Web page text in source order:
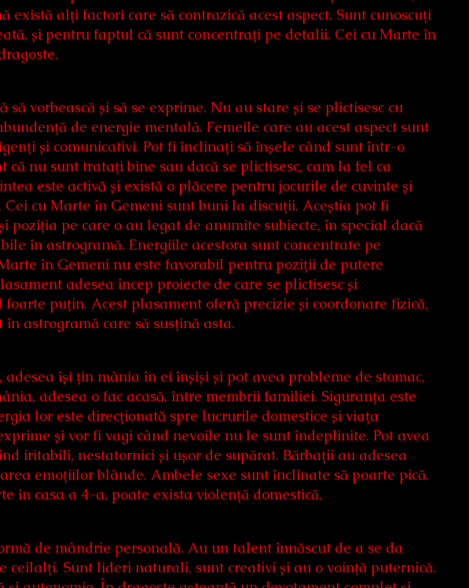
există alți factori care să contrazică acest aspect. Sunt cunoscuți
și pentru faptul că sunt concentrați pe detalii. Cei cu Marte în
să vorbească și să se exprime. Nu au stare și se plictisesc cu
de energie mentală. Femeile care au acest aspect sunt
și comunicativi. Pot fi înclinați să înșele când sunt într-o
că nu sunt tratați bine sau dacă se plictisesc, cam la fel ca
este activă și există o plăcere pentru jocurile de cuvinte și
cu Marte în Gemeni sunt buni la discuții. Aceștia pot fi
poziția pe care o au legat de anumite subiecte, în special dacă
în astrogramă. Energiile acestora sunt concentrate pe
în Gemeni nu este favorabil pentru poziții de putere
adesea încep proiecte de care se plictisesc și
puțin. Acest plasament oferă precizie și coordonare fizică,
astrogramă care să susțină asta.
își țin mânia în ei înșiși și pot avea probleme de stomac,
adesea o fac acasă, între membrii familiei. Siguranța este
lor este direcționată spre lucrurile domestice și viața
și vor fi vagi când nevoile nu le sunt îndeplinite. Pot avea
iritabili, nestatornici și ușor de supărat. Bărbații au adesea
emoțiilor blânde. Ambele sexe sunt înclinate să poarte pică.
în casa a 4-a, poate exista violență domestică.
de mândrie personală. Au un talent înnăscut de a se da
ceilalți. Sunt lideri naturali, sunt creativi și au o voință puternică.